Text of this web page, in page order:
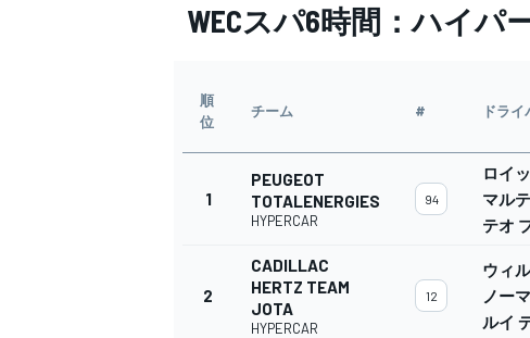
WECスパ6時間：ハイパ
順
位
チーム # ドライ
1
PEUGEOT
TOTALENERGIES
HYPERCAR
94
ロイ
マル
テオ
2
CADILLAC
HERTZ TEAM
JOTA
HYPERCAR
12
ウィ
ノー
ルイ